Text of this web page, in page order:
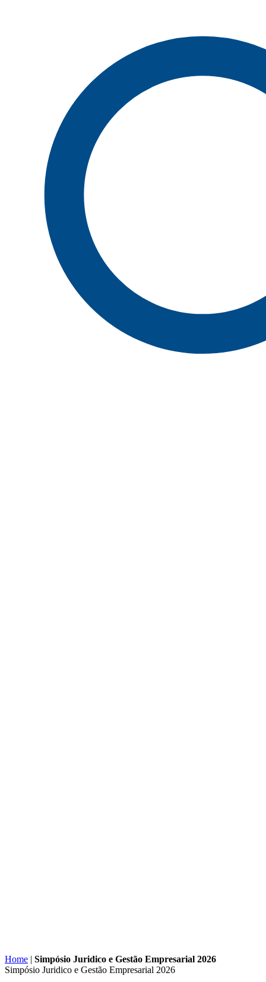
Home | Simpósio Juridico e Gestão Empresarial 2026
Simpósio Juridico e Gestão Empresarial 2026